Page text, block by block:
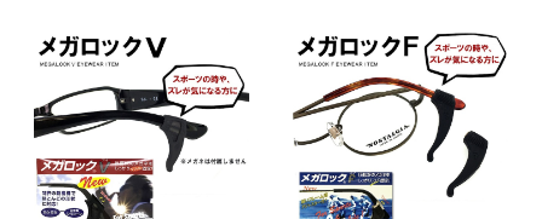
タン メタル フレーム ダミーレン
ズ発送
めがね